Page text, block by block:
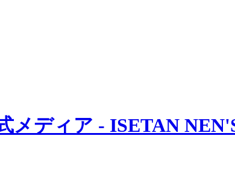
メディア - ISETAN